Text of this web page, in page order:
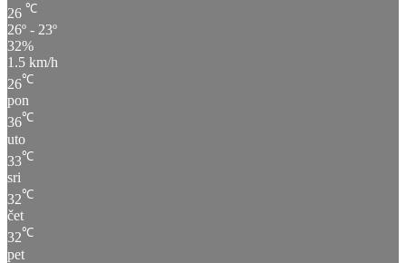
26 ℃
26º - 23º
32%
1.5 km/h
26℃
pon
36℃
uto
33℃
sri
32℃
čet
32℃
pet